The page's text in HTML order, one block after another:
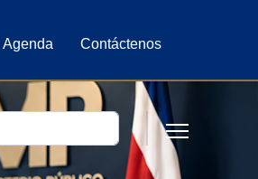
Agenda Contáctenos